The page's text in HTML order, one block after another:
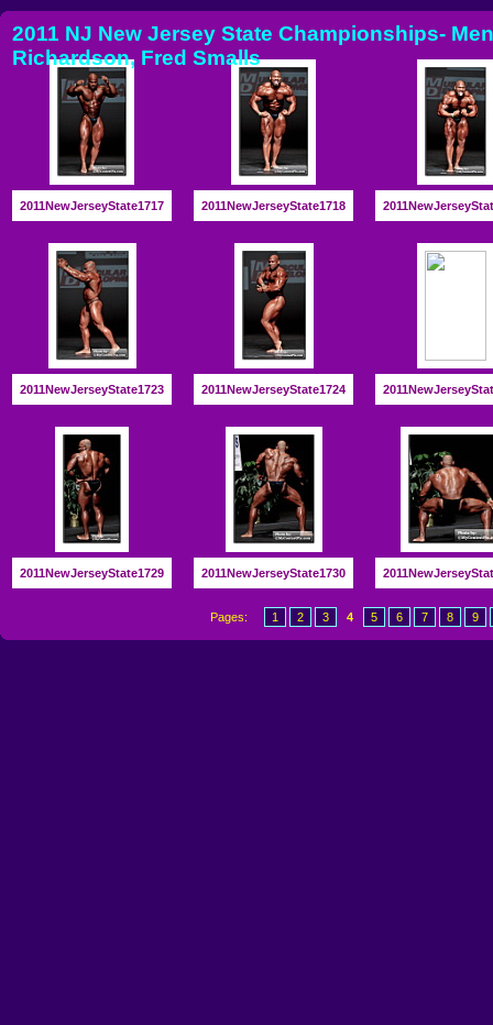
2011 NJ New Jersey State Championships-
Richardson, Fred Smalls
2011NewJerseyState1717 2011NewJerseyState1718
2011NewJerseyState1723 2011NewJerseyState1724
2011NewJerseyState1729 2011NewJerseyState1730
Pages: 1 2 3 4 5 6 7 8 9